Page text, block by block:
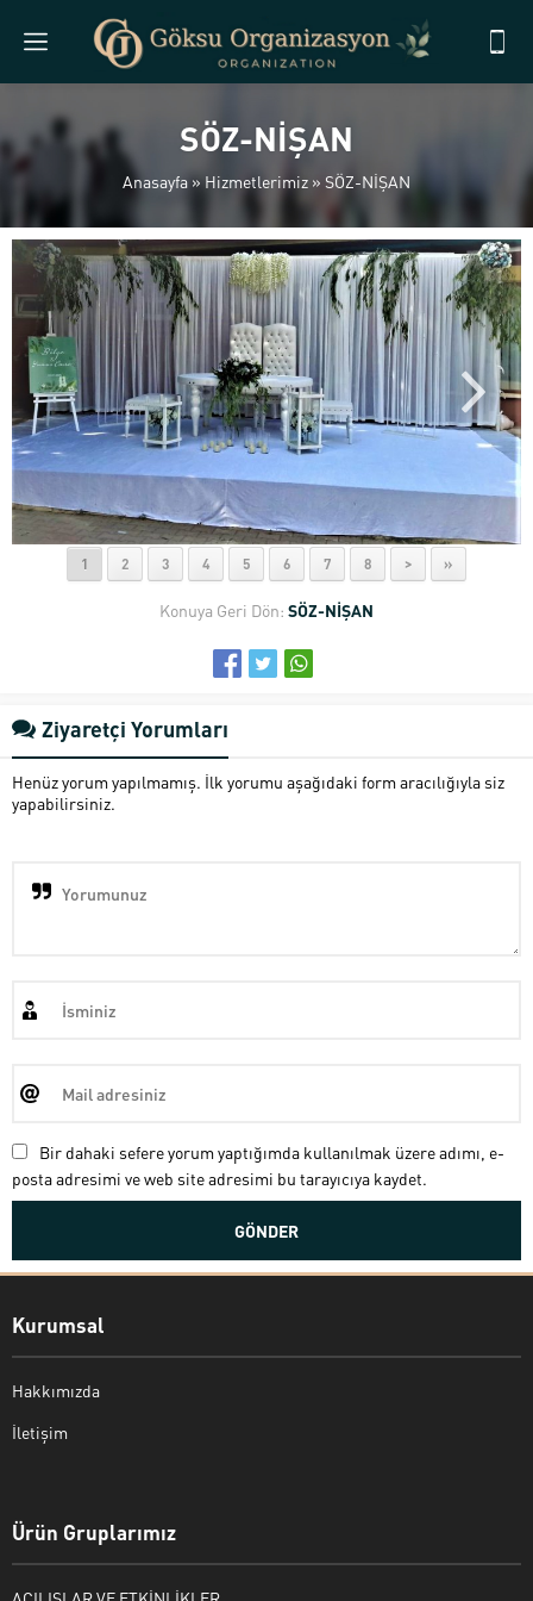
SÖZ-NİŞAN
Anasayfa »Hizmetlerimiz » SÖZ-NİŞAN
1 2 3 4 5 6 7 8 > »
Konuya Geri Dön: SÖZ-NİŞAN
Ziyaretçi Yorumları
Henüz yorum yapılmamış. İlk yorumu aşağıdaki form aracılığıyla siz
yapabilirsiniz.
Bir dahaki sefere yorum yaptığımda kullanılmak üzere adımı, e-
posta adresimi ve web site adresimi bu tarayıcıya kaydet.
Kurumsal
Hakkımızda
İletişim
Ürün Gruplarımız